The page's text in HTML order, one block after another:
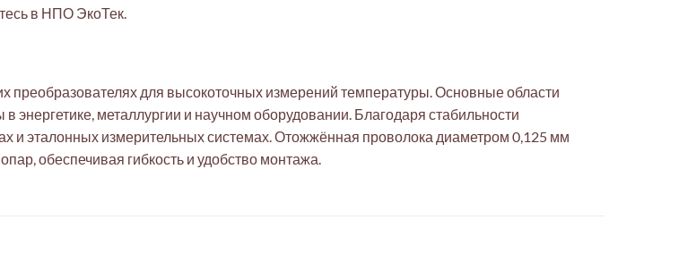
в НПО ЭкоТек.
преобразователях для высокоточных измерений температуры. Основные области
металлургии и научном оборудовании. Благодаря стабильности
и эталонных измерительных системах. Отожжённая проволока диаметром 0,125 мм
обеспечивая гибкость и удобство монтажа.